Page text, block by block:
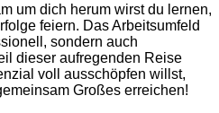
um dich herum wirst du lernen,
feiern. Das Arbeitsumfeld
sondern auch
dieser aufregenden Reise
voll ausschöpfen willst,
Großes erreichen!